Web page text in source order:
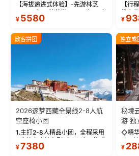
【海拔递进式体验】-先游林芝
(2900米)再访拉萨(3650米)，亲
测 99%游客零高反 。 【贴心保
反根本不是事儿 ！ 【无人机航
拍】-雪山/圣湖/...
¥ 5580
【行
带上
萨，
城堡
西藏
¥
散客拼团
2026逐梦西藏全景线2-8人航
空座椅小团
1.主打2-8人精品小团，全程采用
9座航空座椅车型（360度环抱式
座舱），提供VIP级别的舒适出行
¥7380
独立成
秘境
游 独
◇精华
不同
—【大
¥